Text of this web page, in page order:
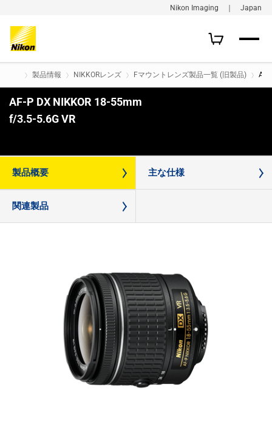
Nikon Imaging ｜ Japan
製品情報 NIKKORレンズ Fマウントレンズ製品一覧 (旧製品) AF-
AF-P DX NIKKOR 18-55mm
f/3.5-5.6G VR
製品概要 主な仕様
関連製品